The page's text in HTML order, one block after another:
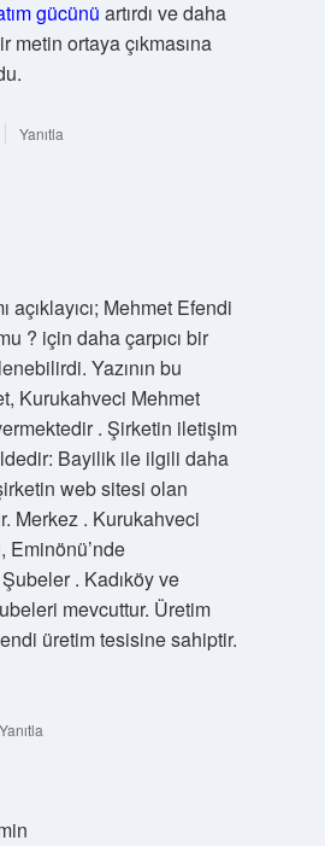
gücünü artırdı ve daha
metin ortaya çıkmasına
Yanıtla
açıklayıcı; Mehmet Efendi
? için daha çarpıcı bir
Yazının bu
Kurukahveci Mehmet
. Şirketin iletişim
Bayilik ile ilgili daha
web sitesi olan
Merkez . Kurukahveci
Eminönü’nde
. Kadıköy ve
mevcuttur. Üretim
üretim tesisine sahiptir.
Yanıtla